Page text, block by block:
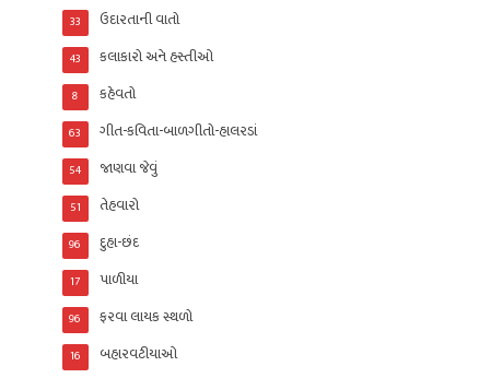
ઉદારતાની વાતો
33
કલાકારો અને હસ્તીઓ
43
કહેવતો
8
ગીત-કવિતા-બાળગીતો-હાલરડાં
63
જાણવા જેવું
54
તેહવારો
51
દુહા-છંદ
96
પાળીયા
17
ફરવા લાયક સ્થળો
96
બહારવટીયાઓ
16